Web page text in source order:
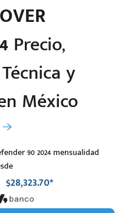
Precio,
y
México
90 2024 mensualidad
$28,323.70*